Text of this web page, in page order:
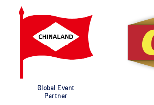
Global Event
Partner